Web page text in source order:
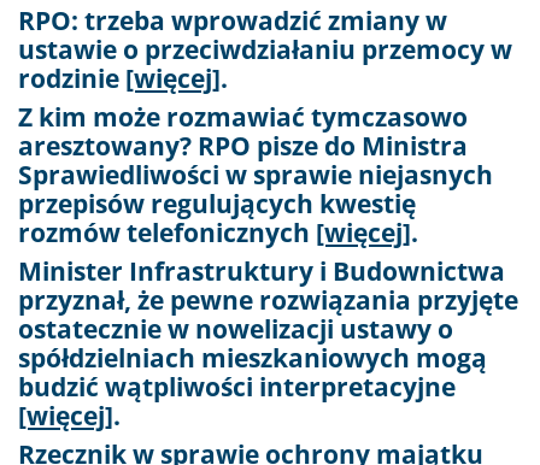
RPO: trzeba wprowadzić zmiany w
ustawie o przeciwdziałaniu przemocy w
rodzinie [więcej].
Z kim może rozmawiać tymczasowo
aresztowany? RPO pisze do Ministra
Sprawiedliwości w sprawie niejasnych
przepisów regulujących kwestię
rozmów telefonicznych [więcej].
Minister Infrastruktury i Budownictwa
przyznał, że pewne rozwiązania przyjęte
ostatecznie w nowelizacji ustawy o
spółdzielniach mieszkaniowych mogą
budzić wątpliwości interpretacyjne
[więcej].
Rzecznik w sprawie ochrony majątku